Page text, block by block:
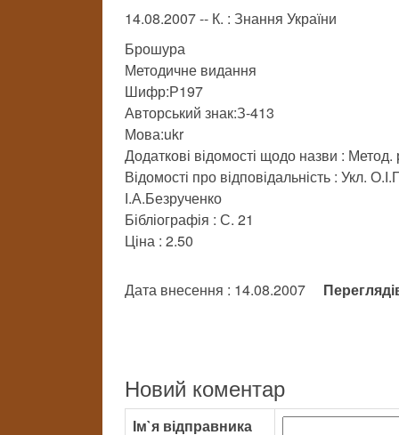
14.08.2007 -- К. : Знання України
Брошура
Методичне видання
Шифр:Р197
Авторський знак:З-413
Мова:ukr
Додаткові відомості щодо назви :
Відомості про відповідальність : Укл.
І.А.Безрученко
Бібліографія : С. 21
Ціна : 2.50
Дата внесення : 14.08.2007
Новий коментар
Ім`я відправника